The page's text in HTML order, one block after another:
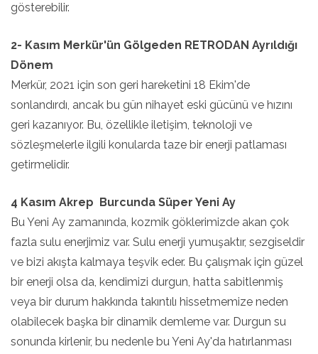
gösterebilir.
2- Kasım Merkür'ün Gölgeden RETRODAN Ayrıldığı
Dönem
Merkür, 2021 için son geri hareketini 18 Ekim'de
sonlandırdı, ancak bu gün nihayet eski gücünü ve hızını
geri kazanıyor. Bu, özellikle iletişim, teknoloji ve
sözleşmelerle ilgili konularda taze bir enerji patlaması
getirmelidir.
4 Kasım Akrep Burcunda Süper Yeni Ay
Bu Yeni Ay zamanında, kozmik göklerimizde akan çok
fazla sulu enerjimiz var. Sulu enerji yumuşaktır, sezgiseldir
ve bizi akışta kalmaya teşvik eder. Bu çalışmak için güzel
bir enerji olsa da, kendimizi durgun, hatta sabitlenmiş
veya bir durum hakkında takıntılı hissetmemize neden
olabilecek başka bir dinamik demleme var. Durgun su
sonunda kirlenir, bu nedenle bu Yeni Ay'da hatırlanması